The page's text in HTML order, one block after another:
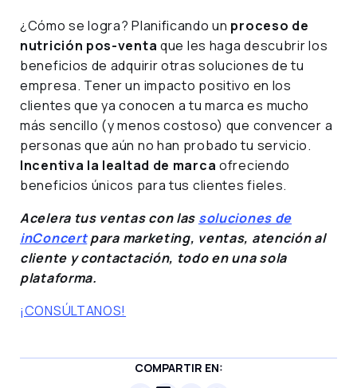
¿Cómo se logra? Planificando un proceso de
nutrición pos-venta que les haga descubrir los
beneficios de adquirir otras soluciones de tu
empresa. Tener un impacto positivo en los
clientes que ya conocen a tu marca es mucho
más sencillo (y menos costoso) que convencer a
personas que aún no han probado tu servicio.
Incentiva la lealtad de marca ofreciendo
beneficios únicos para tus clientes fieles.
Acelera tus ventas con las soluciones de
inConcertpara marketing, ventas, atención al
cliente y contactación, todo en una sola
plataforma.
¡CONSÚLTANOS!
COMPARTIR EN: